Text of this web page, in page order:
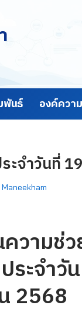
พันธ์ องค์ควา
ะจำวันที่
วามช่
ระจำวั
2568